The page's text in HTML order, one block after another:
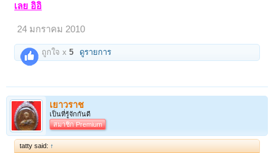
เลย อิอิ
24 มกราคม 2010
ถูกใจ x5 ดูรายการ
เยาวราช
เป็นที่รู้จักกันดี
สมาชิก Premium
tatty said: ↑